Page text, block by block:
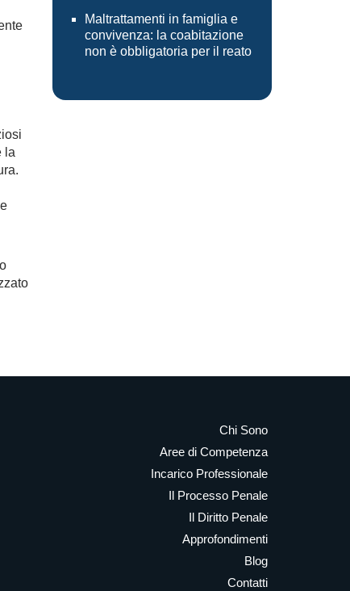
la
Maltrattamenti in famiglia e
convivenza: la coabitazione
non è obbligatoria per il reato
Chi Sono
Aree di Competenza
Incarico Professionale
Il Processo Penale
Il Diritto Penale
Approfondimenti
Blog
Contatti